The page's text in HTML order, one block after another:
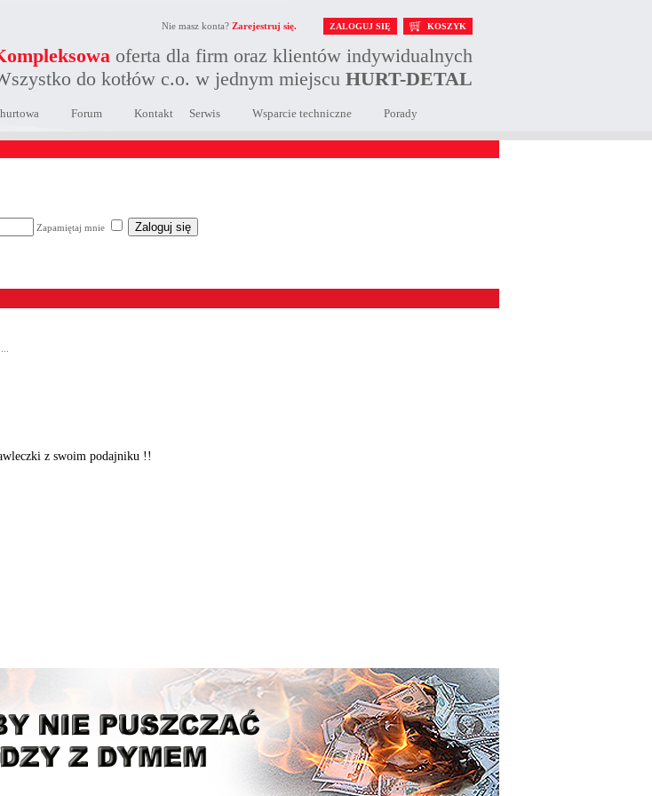
KOSZYK
Nie masz konta? Zarejestruj się. ZALOGUJ SIĘ
oferta dla firm oraz klientów indywidualnych
do kotłów c.o. w jednym miejscu HURT-DETAL
Forum Kontakt Serwis Wsparcie techniczne Porady
Zapamiętaj mnie
z swoim podajniku !!